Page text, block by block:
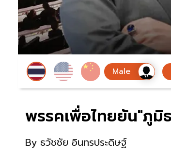
พรรคเพื่อไทยยัน"ภูมิ
By ธวัชชัย อินทรประดิษฐ์